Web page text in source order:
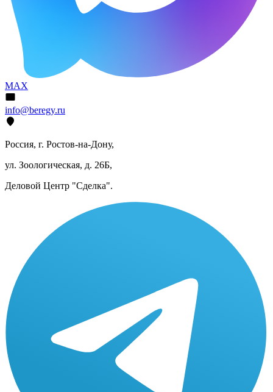
MAX
info@beregy.ru
Россия, г. Ростов-на-Дону,
ул. Зоологическая, д. 26Б,
Деловой Центр "Сделка".